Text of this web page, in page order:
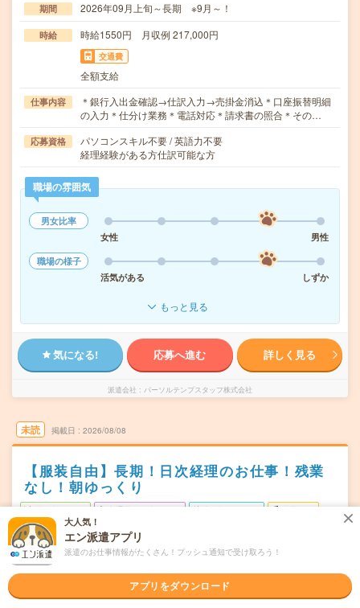
期間 2026年09月上旬～長期 ※9月～！
時給 時給1550円 月収例 217,000円
交通費
全額支給
仕事内容
＊銀行入出金確認→仕訳入力→売掛金消込＊口座振替明細
の入力＊仕分け業務＊電話対応＊請求書の照合＊その…
応募資格
パソコンスキル不要 / 英語力不要
経理経験がある方仕訳可能な方
職場の雰囲気
男女比率
女性
男性
職場の様子
活気がある
しずか
もっと見る
気になる! 応募へ進む 詳しく見る
派遣会社 パーソルテンプスタッフ株式会社
未読 掲載日 2026/08/08
【服装自由】長期！日次経理のお仕事！残業
なし！朝ゆっくり
WEB登録OK 派遣
勤務地
大阪市中央区
心斎橋駅から徒歩2分
曜日頻度 月・火・水・木・金(週3日) ※月・金曜日は必須です！
大人気！
エン派遣アプリ
派遣のお仕事情報がたくさん！プッシュ通知で受け取ろう！
アプリをダウンロード